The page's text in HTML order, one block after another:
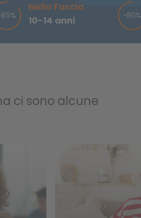
Nella Fascia
10-14 anni
~80%
ci sono alcune